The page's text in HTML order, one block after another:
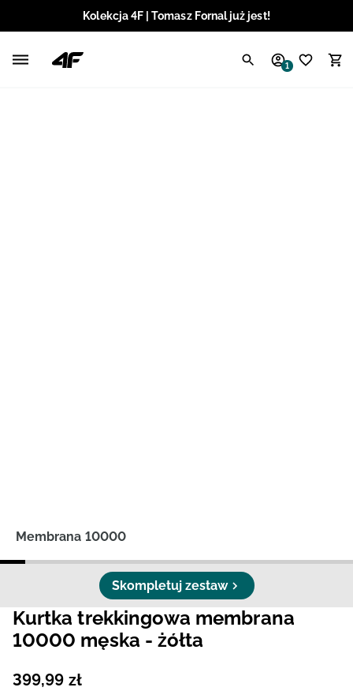
Kolekcja 4F | Tomasz Fornal już jest!
1
Membrana 10000
Skompletuj zestaw
Kurtka trekkingowa membrana
10000 męska - żółta
399,99 zł